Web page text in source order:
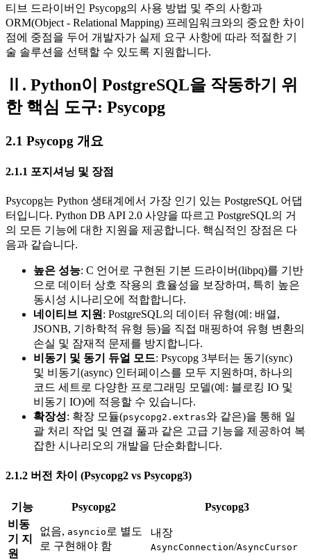
티브 드라이버인 Psycopg의 사용 방법 및 주의 사항과
ORM(Object - Relational Mapping) 프레임워크와의 중요한 차이
점에 중점을 두어 개발자가 실제 요구 사항에 따라 적절한 기
술 솔루션을 선택할 수 있도록 지원합니다.
Ⅱ. Python이 PostgreSQL을 작동하기 위
한 핵심 도구: Psycopg
2.1 Psycopg 개요
2.1.1 포지셔닝 및 장점
Psycopg는 Python 생태계에서 가장 인기 있는 PostgreSQL 어댑
터입니다. Python DB API 2.0 사양을 따르고 PostgreSQL의 거
의 모든 기능에 대한 지원을 제공합니다. 핵심적인 장점은 다
음과 같습니다.
높은 성능: C 언어로 구현된 기본 드라이버(libpq)를 기반
으로 데이터 상호 작용의 효율성을 보장하며, 특히 높은
동시성 시나리오에 적합합니다.
네이티브 지원 : PostgreSQL의 데이터 유형(예: 배열,
JSONB, 기하학적 유형 등)을 직접 매핑하여 유형 변환의
손실 및 잠재적 문제를 방지합니다.
비동기 및 동기 듀얼 모드: Psycopg 3부터는 동기(sync)
및 비동기(async) 인터페이스를 모두 지원하며, 하나의
코드 세트로 다양한 프로그래밍 모델(예: 블로킹 IO 및
비동기 IO)에 적응할 수 있습니다.
확장성: 확장 모듈(psycopg2.extras와 같은)을 통해 일
괄 처리 작업 및 연결 풀과 같은 고급 기능을 제공하여 복
잡한 시나리오의 개발을 단순화합니다.
2.1.2 버전 차이 (Psycopg2 vs Psycopg3)
기능 Psycopg2
Psycopg3
비동
기 지
원
없음, asyncio 로 별도
로 구현해야 함
내장
AsyncConnection/AsyncCursor